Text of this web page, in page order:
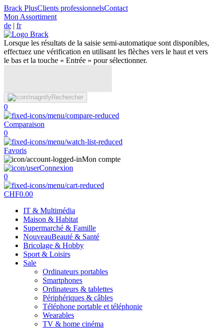
Brack PlusClients professionnelsContact
Mon Assortiment
de | fr
Lorsque les résultats de la saisie semi-automatique sont disponibles,
effectuez une vérification en utilisant les flèches vers le haut et vers
le bas et la touche « Entrée » pour sélectionner.
Rechercher
0
Comparaison
0
Favoris
Mon compte
Connexion
0
CHF0.00
IT & Multimédia
Maison & Habitat
Supermarché & Famille
NouveauBeauté & Santé
Bricolage & Hobby
Sport & Loisirs
Sale
Ordinateurs portables
Smartphones
Ordinateurs & tablettes
Périphériques & câbles
Téléphone portable et téléphonie
Wearables
TV & home cinéma